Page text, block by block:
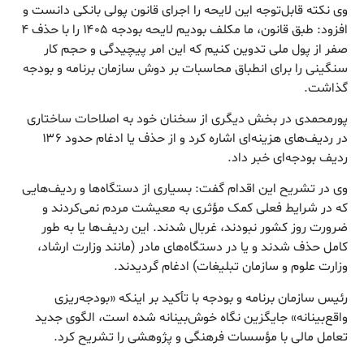
وی نکته قابل‌توجه این لایحه را اجرای قانون پولی بانکی دانست و
افزود: طبق قانون، ما مکلف بودیم لایحه بودجه ۱۴۰۵ را با حذف ۴
صفر از پول ملی تدوین کنیم که این امر پیچیدگی و حجم کار
سنگینی را برای انطباق محاسبات بر دوش سازمان برنامه و بودجه
گذاشت.
پورمحمدی در بخش دیگری از سخنان خود به اصلاحات ساختاری
در ردیف‌های هزینه‌ای اشاره کرد و از حذف یا ادغام حدود ۱۳۶
ردیف بودجه‌ای خبر داد.
وی در تشریح این اقدام گفت: بسیاری از دستگاه‌ها و ردیف‌هایی
که در شرایط فعلی کمک مؤثری به معیشت مردم نمی‌کردند و
ضرورت روز کشور نبودند، غربال شدند. این ردیف‌ها یا به طور
کامل حذف شدند و یا در دستگاه‌های مادر (مانند وزارت ارشاد،
وزارت علوم و سازمان تبلیغات) ادغام گردیدند.
رئیس سازمان برنامه و بودجه با تأکید بر اینکه «بودجه‌ریزی
واقع‌بینانه» جایگزین نگاه خوش‌بینانه شده است، الگوی جدید
تعامل مالی با مؤسسات فرهنگی و پژوهشی را تشریح کرد.